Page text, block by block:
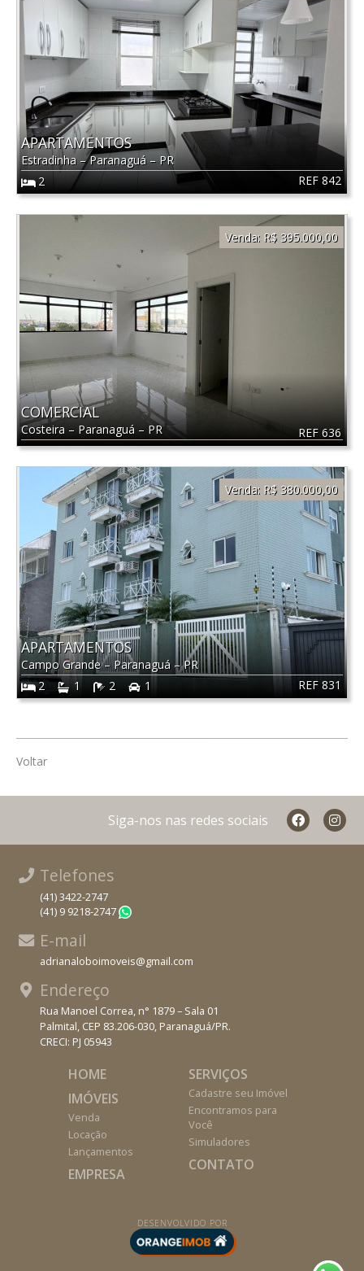
REF 842
APARTAMENTOS
Estradinha –Paranaguá–PR
2
REF 636
COMERCIAL
Costeira – Paranaguá – PR
Venda: R$ 395.000,00
REF 831
APARTAMENTOS
Campo Grande–Paranaguá –PR
2
1 2 1
Venda: R$ 380.000,00
Voltar
Siga-nos nas redes sociais
Telefones
(41) 3422-2747
(41) 9 9218-2747
E-mail
adrianaloboimoveis@gmail.com
Endereço
Rua Manoel Correa, n° 1879 – Sala 01
Palmital, CEP 83.206-030, Paranaguá/PR.
CRECI: PJ 05943
HOME
IMÓVEIS
Venda
Locação
Lançamentos
EMPRESA
SERVIÇOS
Cadastre seu Imóvel
Encontramos para
Você
Simuladores
CONTATO
DESENVOLVIDO POR